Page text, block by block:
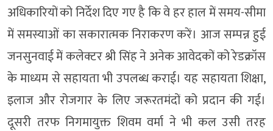
अधिकारियों को निर्देश दिए गए है कि वे हर हाल में समय-सीमा
में समस्याओं का सकारात्मक निराकरण करें। आज सम्पन्न हुई
जनसुनवाई में कलेक्टर श्री सिंह ने अनेक आवेदकों को रेडक्रॉस
के माध्यम से सहायता भी उपलब्ध कराई। यह सहायता शिक्षा,
इलाज और रोजगार के लिए जरूरतमंदों को प्रदान की गई।
दूसरी तरफ निगमायुक्त शिवम वर्मा ने भी कल उसी तरह